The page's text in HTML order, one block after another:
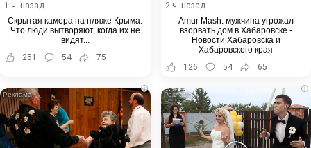
1 ч. назад
Скрытая камера на пляже Крыма:
Что люди вытворяют, когда их не
видят...
251
54 75
2 ч. назад
Amur Mash: мужчина угрожал
взорвать дом в Хабаровске -
Новости Хабаровска и
Хабаровского края
126
54 65
i i